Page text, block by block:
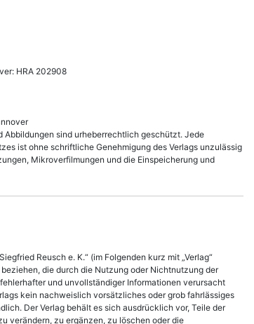
HRA 202908
Abbildungen sind urheberrechtlich geschützt. Jede
ist ohne schriftliche Genehmigung des Verlags unzulässig
Mikroverfilmungen und die Einspeicherung und
Reusch e. K.“ (im Folgenden kurz mit „Verlag“
die durch die Nutzung oder Nichtnutzung der
und unvollständiger Informationen verursacht
kein nachweislich vorsätzliches oder grob fahrlässiges
Der Verlag behält es sich ausdrücklich vor, Teile der
verändern, zu ergänzen, zu löschen oder die